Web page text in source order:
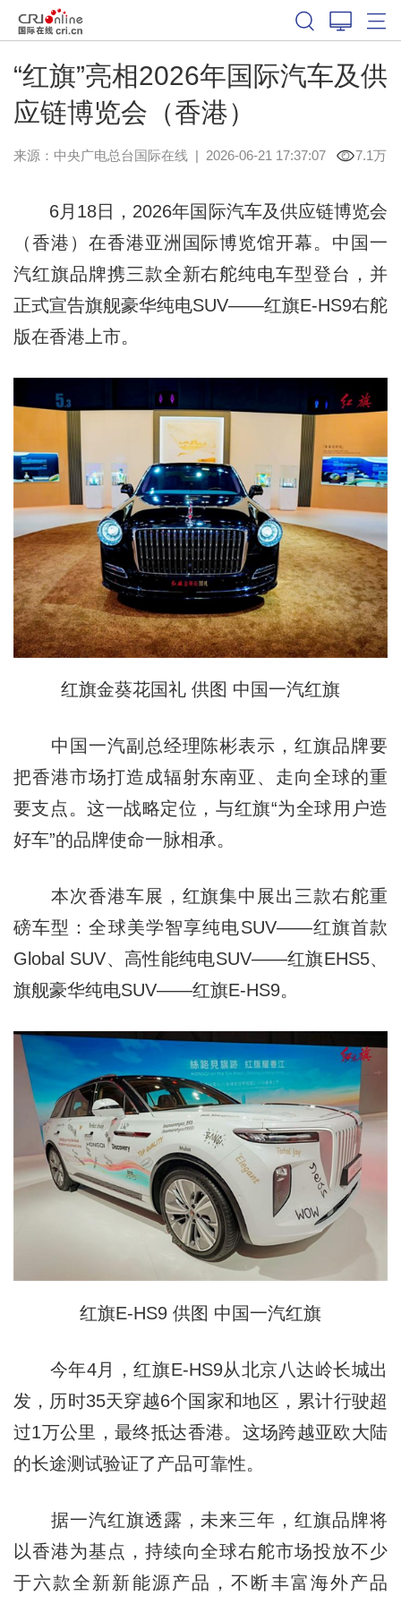
“红旗”亮相2026年国际汽车及供
应链博览会（香港）
来源：中央广电总台国际在线| 2026-06-21 17:37:07 7.1万
6月18日，2026年国际汽车及供应链博览会
（香港）在香港亚洲国际博览馆开幕。中国一
汽红旗品牌携三款全新右舵纯电车型登台，并
正式宣告旗舰豪华纯电SUV——红旗E-HS9右舵
版在香港上市。
红旗金葵花国礼 供图 中国一汽红旗
中国一汽副总经理陈彬表示，红旗品牌要
把香港市场打造成辐射东南亚、走向全球的重
要支点。这一战略定位，与红旗“为全球用户造
好车”的品牌使命一脉相承。
本次香港车展，红旗集中展出三款右舵重
磅车型：全球美学智享纯电SUV——红旗首款
Global SUV、高性能纯电SUV——红旗EHS5、
旗舰豪华纯电SUV——红旗E-HS9。
红旗E-HS9 供图 中国一汽红旗
今年4月，红旗E-HS9从北京八达岭长城出
发，历时35天穿越6个国家和地区，累计行驶超
过1万公里，最终抵达香港。这场跨越亚欧大陆
的长途测试验证了产品可靠性。
据一汽红旗透露，未来三年，红旗品牌将
以香港为基点，持续向全球右舵市场投放不少
于六款全新新能源产品，不断丰富海外产品